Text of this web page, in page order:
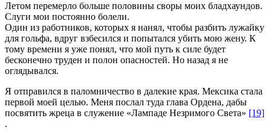
Летом перемерло больше половины своры моих бладхаундов.
Cлуги мои постоянно болели.
Один из работников, которых я нанял, чтобы разбить лужайку
для гольфа, вдруг взбесился и попытался убить мою жену. К
тому времени я уже понял, что мой путь к силе будет
бесконечно труден и полон опасностей. Но назад я не
оглядывался.
Я отправился в паломничество в далекие края. Мексика стала
первой моей целью. Меня послал туда глава Ордена, дабы
посвятить жреца в служение «Лампаде Незримого Света» [19]
.